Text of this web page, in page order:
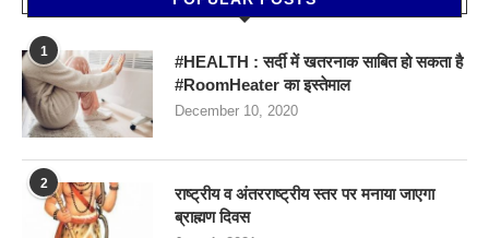
1
#HEALTH : सर्दी में खतरनाक साबित हो सकता है
#RoomHeater का इस्तेमाल
December 10, 2020
2
राष्ट्रीय व अंतरराष्ट्रीय स्तर पर मनाया जाएगा
ब्राह्मण दिवस